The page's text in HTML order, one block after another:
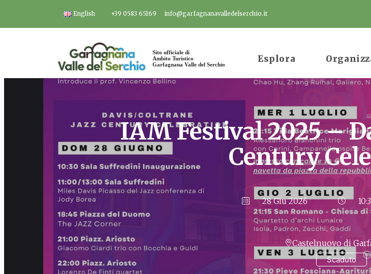
contenuto
English +39 0583 65169 info@garfagnanavalledelserchio.it
Sito ufficiale di
Ambito Turistico
Garfagnana Valle del Serchio
Esplora
IAM Festival 2025 –
Century
28 Giu 2026
Scaduto
Castelnuovo di